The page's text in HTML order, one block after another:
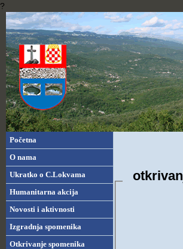
?
Početna
O nama
Ukratko o C.Lokvama
Humanitarna akcija
Novosti i aktivnosti
Izgradnja spomenika
Otkrivanje spomenika